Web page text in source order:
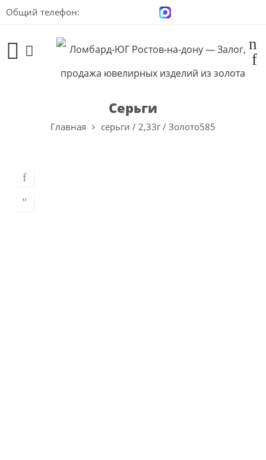
Общий телефон:
Серьги
Главная серьги / 2,33г / Золото585